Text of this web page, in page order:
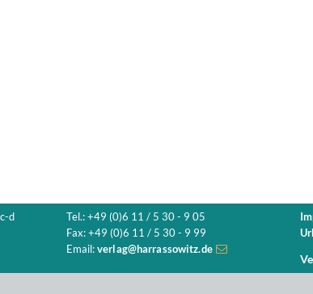
d
Tel.: +49 (0)6 11 / 5 30 - 9 05
Fax: +49 (0)6 11 / 5 30 - 9 99
Email: verlag@harrassowitz.de